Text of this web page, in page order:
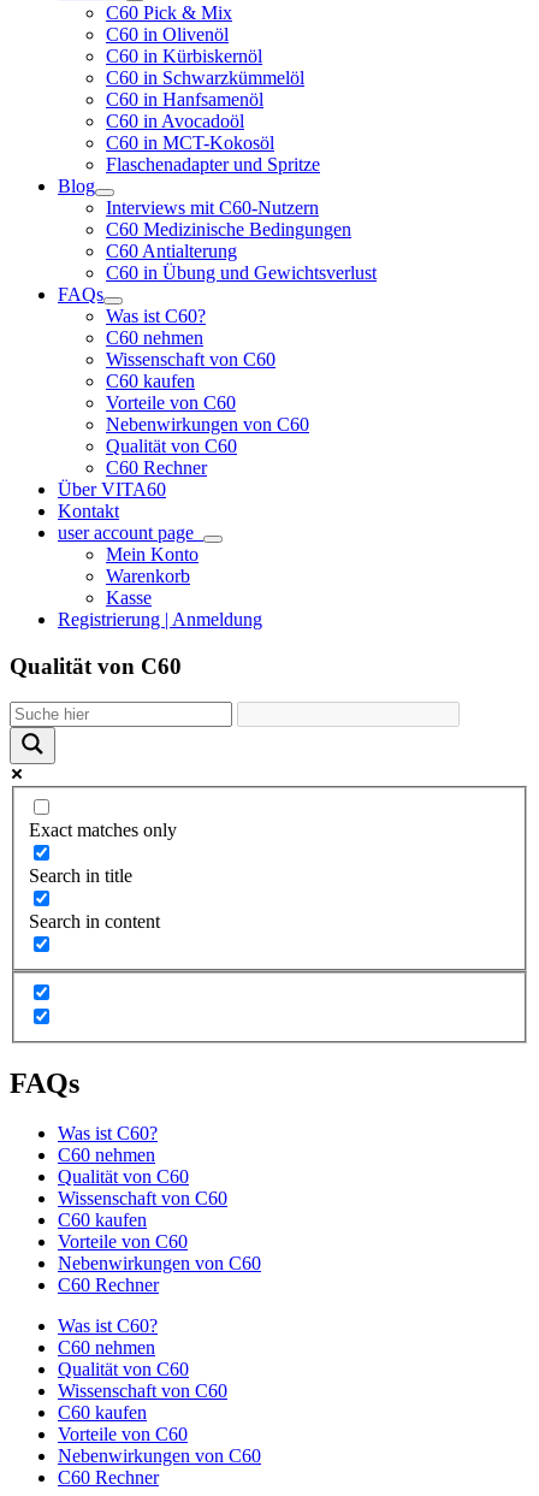
C60 Pick & Mix
C60 in Olivenöl
C60 in Kürbiskernöl
C60 in Schwarzkümmelöl
C60 in Hanfsamenöl
C60 in Avocadoöl
C60 in MCT-Kokosöl
Flaschenadapter und Spritze
Blog
Interviews mit C60-Nutzern
C60 Medizinische Bedingungen
C60 Antialterung
C60 in Übung und Gewichtsverlust
FAQs
Was ist C60?
C60 nehmen
Wissenschaft von C60
C60 kaufen
Vorteile von C60
Nebenwirkungen von C60
Qualität von C60
C60 Rechner
Über VITA60
Kontakt
user account page
Mein Konto
Warenkorb
Kasse
Registrierung | Anmeldung
Qualität von C60
Exact matches only
Search in title
Search in content
FAQs
Was ist C60?
C60 nehmen
Qualität von C60
Wissenschaft von C60
C60 kaufen
Vorteile von C60
Nebenwirkungen von C60
C60 Rechner
Was ist C60?
C60 nehmen
Qualität von C60
Wissenschaft von C60
C60 kaufen
Vorteile von C60
Nebenwirkungen von C60
C60 Rechner